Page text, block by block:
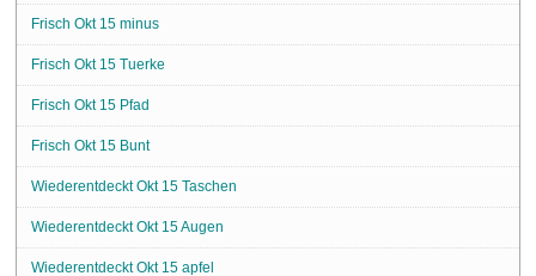
Frisch Okt 15 minus
Frisch Okt 15 Tuerke
Frisch Okt 15 Pfad
Frisch Okt 15 Bunt
Wiederentdeckt Okt 15 Taschen
Wiederentdeckt Okt 15 Augen
Wiederentdeckt Okt 15 apfel